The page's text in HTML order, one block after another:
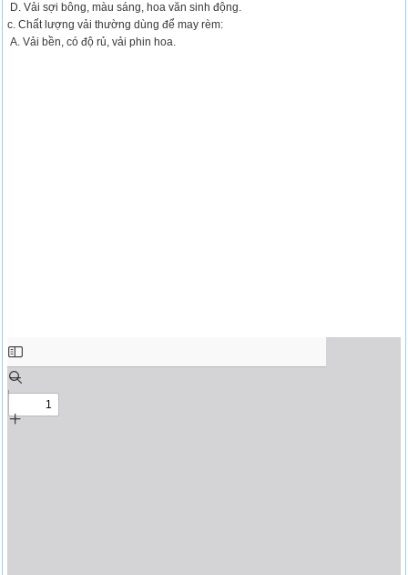
D. Vải sợi bông, màu sáng, hoa văn sinh động.
c. Chất lượng vải thường dùng để may rèm:
A. Vải bền, có độ rủ, vải phin hoa.